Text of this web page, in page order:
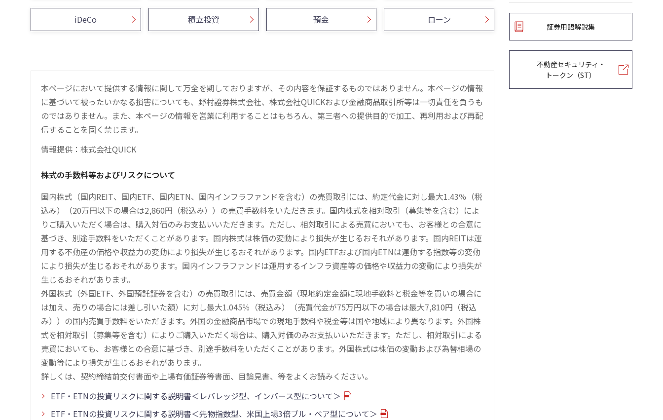
iDeCo 積立投資 預金 ローン
本ページにおいて提供する情報に関して万全を期しておりますが、その内容を保証するものではありません。本ページの情報
に基づいて被ったいかなる損害についても、野村證券株式会社、株式会社QUICKおよび金融商品取引所等は一切責任を負うも
のではありません。また、本ページの情報を営業に利用することはもちろん、第三者への提供目的で加工、再利用および再配
信することを固く禁じます。
情報提供：株式会社QUICK
株式の手数料等およびリスクについて
国内株式（国内REIT、国内ETF、国内ETN、国内インフラファンドを含む）の売買取引には、約定代金に対し最大1.43％（税
込み）（20万円以下の場合は2,860円（税込み））の売買手数料をいただきます。国内株式を相対取引（募集等を含む）によ
りご購入いただく場合は、購入対価のみお支払いいただきます。ただし、相対取引による売買においても、お客様との合意に
基づき、別途手数料をいただくことがあります。国内株式は株価の変動により損失が生じるおそれがあります。国内REITは運
用する不動産の価格や収益力の変動により損失が生じるおそれがあります。国内ETFおよび国内ETNは連動する指数等の変動
により損失が生じるおそれがあります。国内インフラファンドは運用するインフラ資産等の価格や収益力の変動により損失が
生じるおそれがあります。
外国株式（外国ETF、外国預託証券を含む）の売買取引には、売買金額（現地約定金額に現地手数料と税金等を買いの場合に
は加え、売りの場合には差し引いた額）に対し最大1.045％（税込み）（売買代金が75万円以下の場合は最大7,810円（税込
み））の国内売買手数料をいただきます。外国の金融商品市場での現地手数料や税金等は国や地域により異なります。外国株
式を相対取引（募集等を含む）によりご購入いただく場合は、購入対価のみお支払いいただきます。ただし、相対取引による
売買においても、お客様との合意に基づき、別途手数料をいただくことがあります。外国株式は株価の変動および為替相場の
変動等により損失が生じるおそれがあります。
詳しくは、契約締結前交付書面や上場有価証券等書面、目論見書、等をよくお読みください。
ETF・ETNの投資リスクに関する説明書＜レバレッジ型、インバース型について＞
ETF・ETNの投資リスクに関する説明書＜先物指数型、米国上場3倍ブル・ベア型について＞
証券用語解説集
不動産セキュリティ・
トークン（ST）